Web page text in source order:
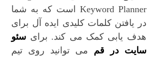
Keyword Planner است که به شما
در یافتن کلمات کلیدی ایده آل برای
هدف یابی کمک می کند. برای سئو
سایت در قم می توانید روی تیم